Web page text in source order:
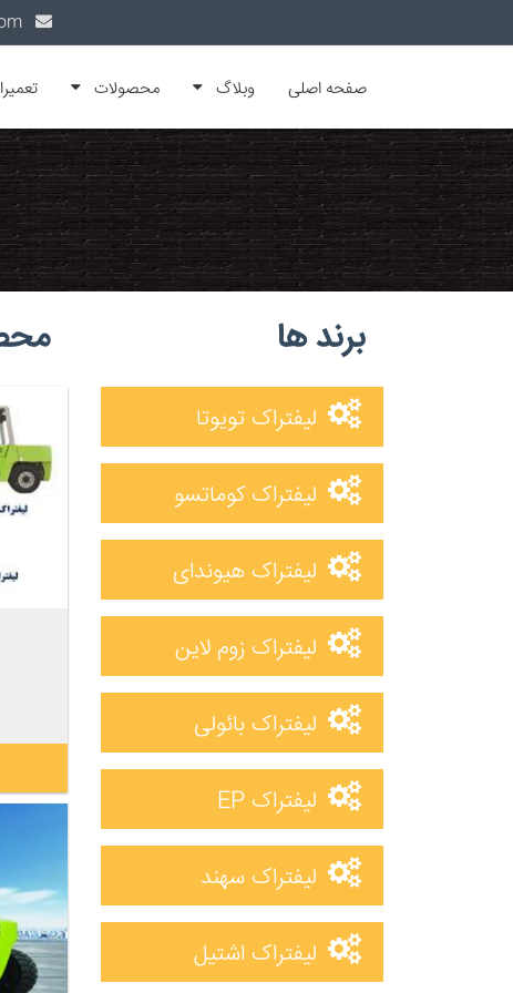
صفحه اصلی وبلاگ محصولات
برند ها
لیفتراک تویوتا
لیفتراک کوماتسو
لیفتراک هیوندای
لیفتراک زوم لاین
لیفتراک بائولی
لیفتراک EP
لیفتراک سهند
لیفتراک اشتیل